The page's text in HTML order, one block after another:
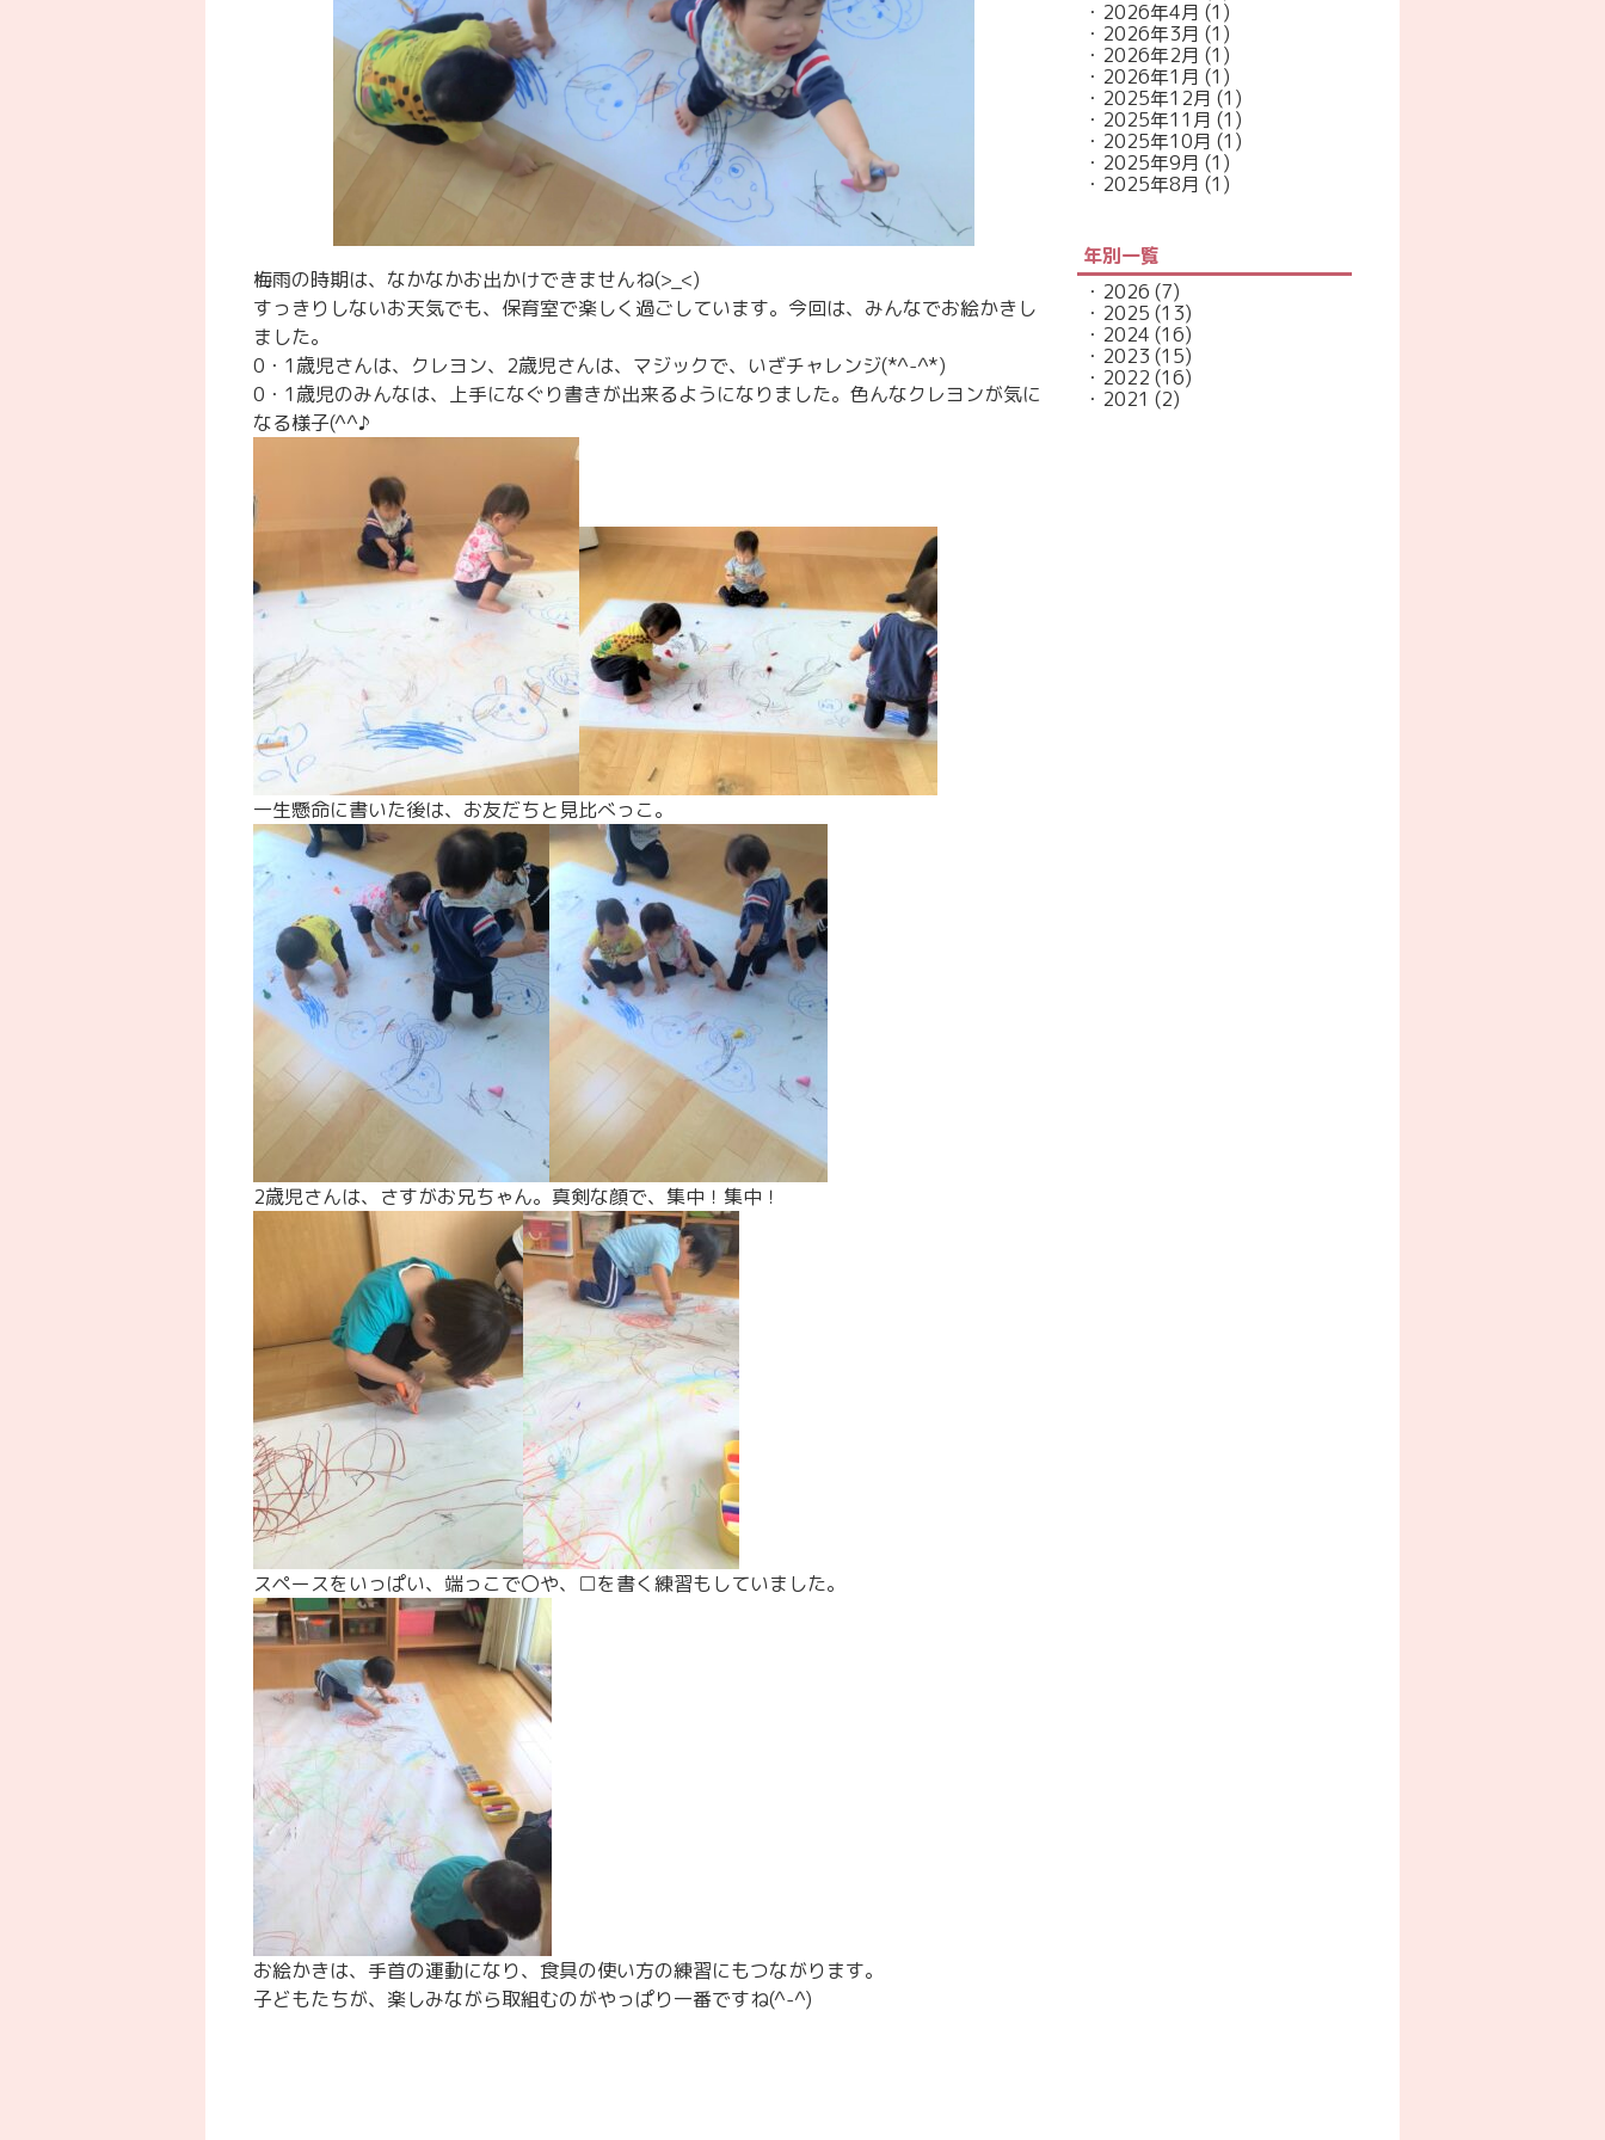
梅雨の時期は、なかなかお出かけできませんね(>_<)
すっきりしないお天気でも、保育室で楽しく過ごしています。今回は、みんなでお絵かきし
ました。
0・1歳児さんは、クレヨン、2歳児さんは、マジックで、いざチャレンジ(*^-^*)
0・1歳児のみんなは、上手になぐり書きが出来るようになりました。色んなクレヨンが気に
なる様子(^^♪
一生懸命に書いた後は、お友だちと見比べっこ。
2歳児さんは、さすがお兄ちゃん。真剣な顔で、集中！集中！
スペースをいっぱい、端っこで〇や、□を書く練習もしていました。
お絵かきは、手首の運動になり、食具の使い方の練習にもつながります。
子どもたちが、楽しみながら取組むのがやっぱり一番ですね(^-^)
2026年4月 (1)
2026年3月 (1)
2026年2月 (1)
2026年1月 (1)
2025年12月 (1)
2025年11月 (1)
2025年10月 (1)
2025年9月 (1)
2025年8月 (1)
年別一覧
2026 (7)
2025 (13)
2024 (16)
2023 (15)
2022 (16)
2021 (2)